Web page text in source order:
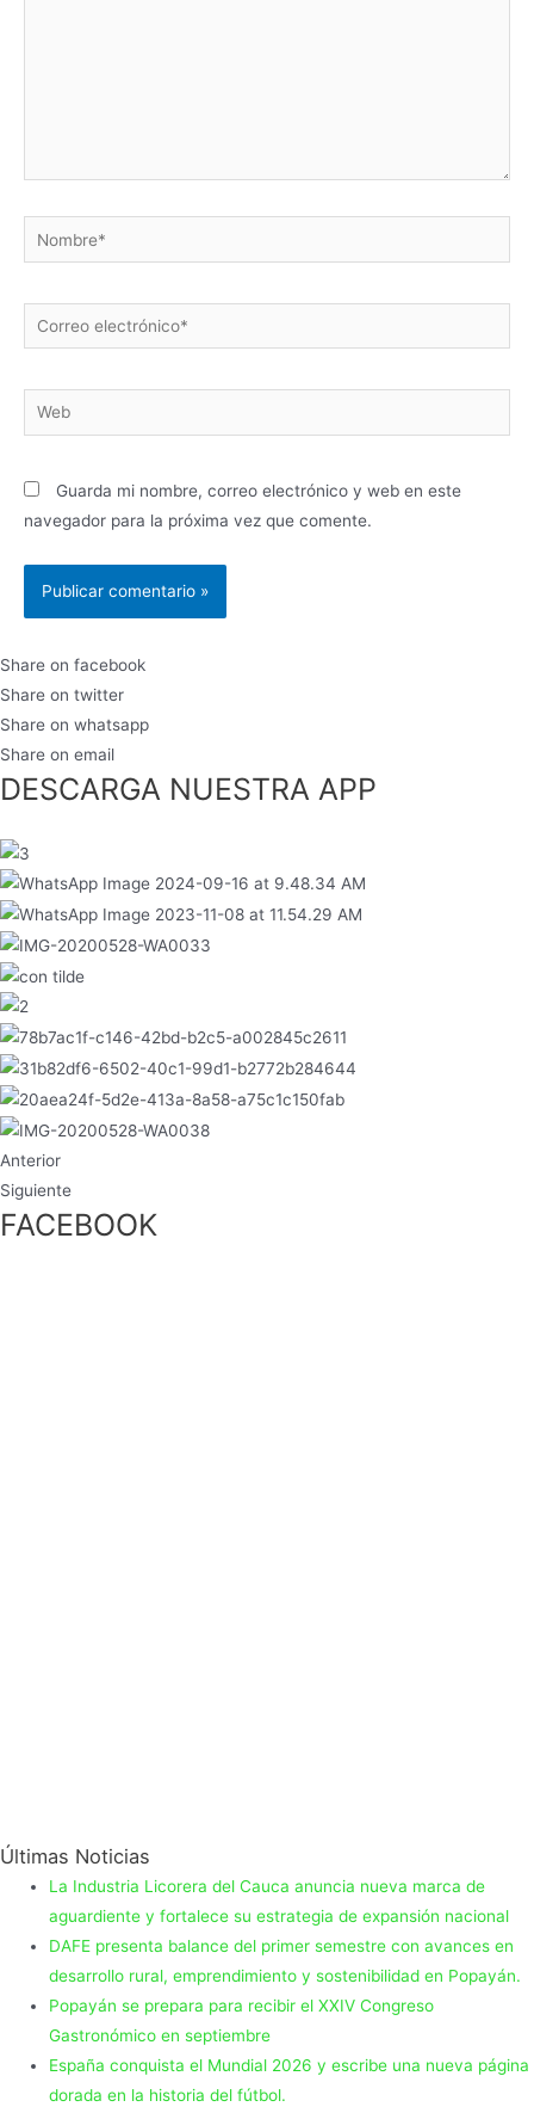
Nombre*
Correo
electrónico*
Web
Guarda mi nombre, correo electrónico y web en este
navegador para la próxima vez que comente.
Share on facebook
Share on twitter
Share on whatsapp
Share on email
DESCARGA NUESTRA APP
Anterior
Siguiente
FACEBOOK
Últimas Noticias
La Industria Licorera del Cauca anuncia nueva marca de
aguardiente y fortalece su estrategia de expansión nacional
DAFE presenta balance del primer semestre con avances en
desarrollo rural, emprendimiento y sostenibilidad en Popayán.
Popayán se prepara para recibir el XXIV Congreso
Gastronómico en septiembre
España conquista el Mundial 2026 y escribe una nueva página
dorada en la historia del fútbol.